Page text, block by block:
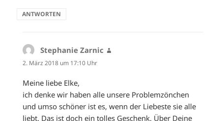
ANTWORTEN
Stephanie Zarnic
2. März 2018 um 17:10 Uhr
Meine liebe Elke,
ich denke wir haben alle unsere Problemzönchen
und umso schöner ist es, wenn der Liebeste sie alle
liebt. Das ist doch ein tolles Geschenk. Über Deine